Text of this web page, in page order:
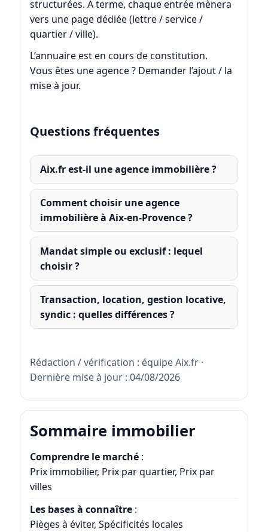
structurées. À terme, chaque entrée mènera
vers une page dédiée (lettre / service /
quartier / ville).
L’annuaire est en cours de constitution.
Vous êtes une agence ? Demander l’ajout / la
mise à jour.
Questions fréquentes
Aix.fr est-il une agence immobilière ?
Comment choisir une agence
immobilière à Aix-en-Provence ?
Mandat simple ou exclusif : lequel
choisir ?
Transaction, location, gestion locative,
syndic : quelles différences ?
Rédaction / vérification : équipe Aix.fr ·
Dernière mise à jour : 04/08/2026
Sommaire immobilier
Comprendre le marché:
Prix immobilier, Prix par quartier, Prix par
villes
Les bases à connaître:
Pièges à éviter, Spécificités locales